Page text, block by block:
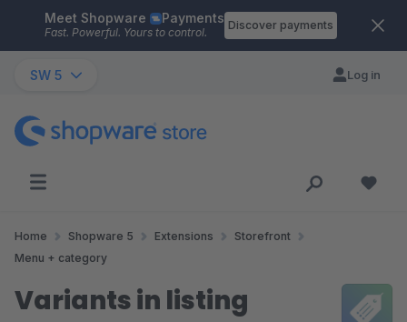
Skip to main content
Meet Shopware Payments
Fast. Powerful. Yours to control.
Discover payments
SW 5 Log in
Home Shopware 5 Extensions
Storefront
Menu + category
Variants in listing